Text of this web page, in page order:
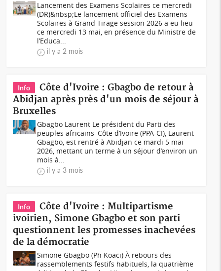
Lancement des Examens Scolaires ce mercredi
(DR)&nbsp;Le lancement officiel des Examens
Scolaires à Grand Tirage session 2026 a eu lieu
ce mercredi 13 mai, en présence du Ministre de
l’Educa...
il y a 2 mois
Info
Côte d'Ivoire : Gbagbo de retour à
Abidjan après près d'un mois de séjour à
Bruxelles
Gbagbo Laurent Le président du Parti des
peuples africains–Côte d’Ivoire (PPA-CI), Laurent
Gbagbo, est rentré à Abidjan ce mardi 5 mai
2026, mettant un terme à un séjour d’environ un
mois à...
il y a 3 mois
Info
Côte d'Ivoire : Multipartisme
ivoirien, Simone Gbagbo et son parti
questionnent les promesses inachevées
de la démocratie
Simone Gbagbo (Ph Koaci) À rebours des
rassemblements festifs habituels, la quatrième